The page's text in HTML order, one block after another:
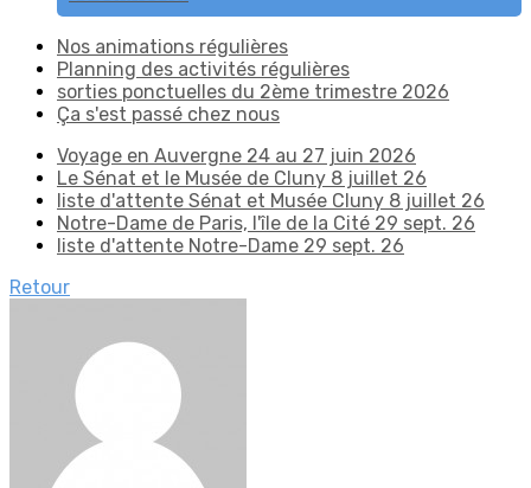
Nos animations régulières
Planning des activités régulières
sorties ponctuelles du 2ème trimestre 2026
Ça s'est passé chez nous
Voyage en Auvergne 24 au 27 juin 2026
Le Sénat et le Musée de Cluny 8 juillet 26
liste d'attente Sénat et Musée Cluny 8 juillet 26
Notre-Dame de Paris, l'île de la Cité 29 sept. 26
liste d'attente Notre-Dame 29 sept. 26
Retour